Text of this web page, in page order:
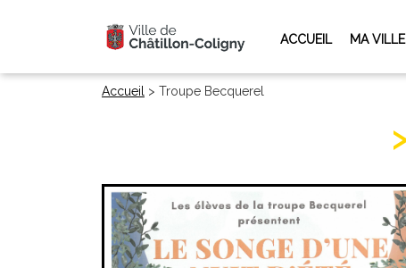
ACCUEIL MA VILLE
Accueil > Troupe Becquerel